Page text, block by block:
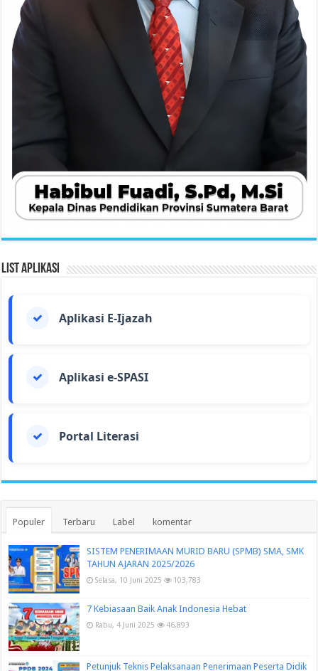
List Aplikasi
Aplikasi E-Ijazah
Aplikasi e-SPASI
Portal Literasi
Populer Terbaru Label komentar
SISTEM PENERIMAAN MURID BARU (SPMB) SMA, SMK
TAHUN AJARAN 2025/2026
Selasa, 10 Juni 2025 103,783
7 Kebiasaan Baik Anak Indonesia Hebat
Rabu, 4 Juni 2025 46,893
Petunjuk Teknis Pelaksanaan Penerimaan Peserta Didik